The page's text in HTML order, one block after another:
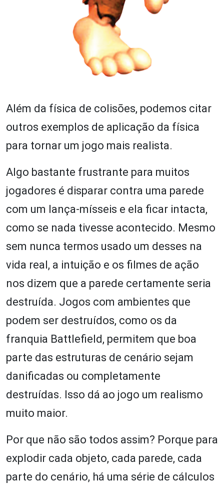
Além da física de colisões, podemos citar
outros exemplos de aplicação da física
para tornar um jogo mais realista.
Algo bastante frustrante para muitos
jogadores é disparar contra uma parede
com um lança-mísseis e ela ficar intacta,
como se nada tivesse acontecido. Mesmo
sem nunca termos usado um desses na
vida real, a intuição e os filmes de ação
nos dizem que a parede certamente seria
destruída. Jogos com ambientes que
podem ser destruídos, como os da
franquia Battlefield, permitem que boa
parte das estruturas de cenário sejam
danificadas ou completamente
destruídas. Isso dá ao jogo um realismo
muito maior.
Por que não são todos assim? Porque para
explodir cada objeto, cada parede, cada
parte do cenário, há uma série de cálculos